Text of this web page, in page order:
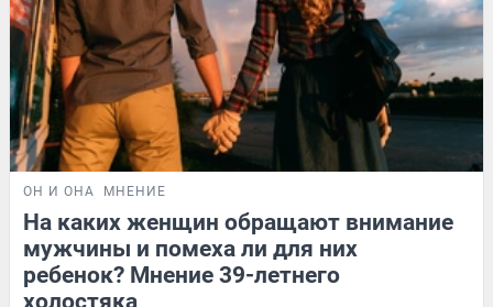
ОН И ОНА МНЕНИЕ
На каких женщин обращают внимание
мужчины и помеха ли для них
ребенок? Мнение 39-летнего
холостяка